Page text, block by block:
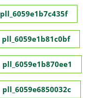
pll_6059e1b7c435f
pll_6059e1b81c0bf
pll_6059e1b870ee1
pll_6059e6850032c